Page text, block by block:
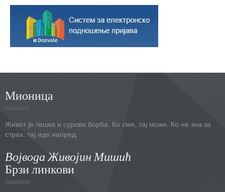
Мионица
Живот је тешка и сурова борба. Ко сме, тај може. Ко не зна за
страх, тај иде напред.
Војвода Живојин Мишић
Брзи линкови